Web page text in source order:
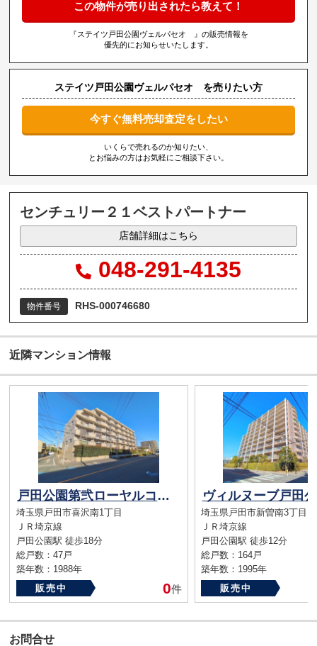
この物件が売り出されたら教えて！
『ステイツ戸田公園ヴェルパセオ 』の販売情報を
優先的にお知らせいたします。
ステイツ戸田公園ヴェルパセオ を売りたい方
今すぐ無料売却査定をしたい
いくらで売れるのか知りたい、
とお悩みの方はお気軽にご相談下さい。
センチュリー２１ベストパートナー
店舗詳細はこちら
048-291-4135
物件番号 RHS-000746680
近隣マンション情報
戸田公園第弐ローヤルコーポ
埼玉県戸田市喜沢南1丁目
ＪＲ埼京線
戸田公園駅 徒歩18分
総戸数：47戸
築年数：1988年
販売中
0件
ヴィルヌーブ戸
埼玉県戸田市新曽南3丁目
ＪＲ埼京線
戸田公園駅 徒歩12分
総戸数：164戸
築年数：1995年
販売中
お問合せ